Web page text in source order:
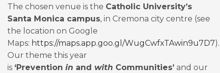
The chosen venue is the Catholic University’s
Santa Monica campus, in Cremona city centre (see
the location on Google
Maps: https://maps.app.goo.gl/WugCwfxTAwin9u7D7
Our theme this year
is ‘Prevention in and with Communities’ and our